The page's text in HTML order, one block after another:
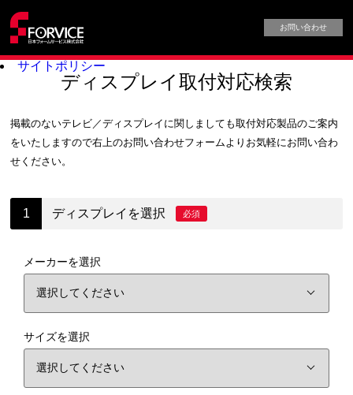
お問い合わせ
サイトポリシー
ディスプレイ取付対応検索
掲載のないテレビ／ディスプレイに関しましても取付対応製品のご案内
をいたしますので右上のお問い合わせフォームよりお気軽にお問い合わ
せください。
ディスプレイを選択 必須
メーカーを選択
サイズを選択